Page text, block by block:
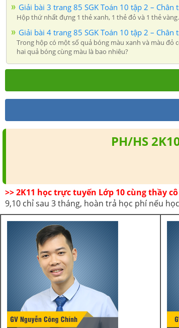
Giải bài 3 trang 85 SGK Toán 10 tập 2 – Chân
Hộp thứ nhất đựng 1 thẻ xanh, 1 thẻ đỏ và 1 thẻ
Giải bài 4 trang 85 SGK Toán 10 tập 2 – Chân
Trong hộp có một số quả bóng màu xanh và màu đỏ
hai quả bóng cùng màu là bao nhiêu?
PH/HS
>> 2K11 học trực tuyến Lớp 10 cùng thầy
9,10 chỉ sau 3 tháng, hoàn trả học phí nếu